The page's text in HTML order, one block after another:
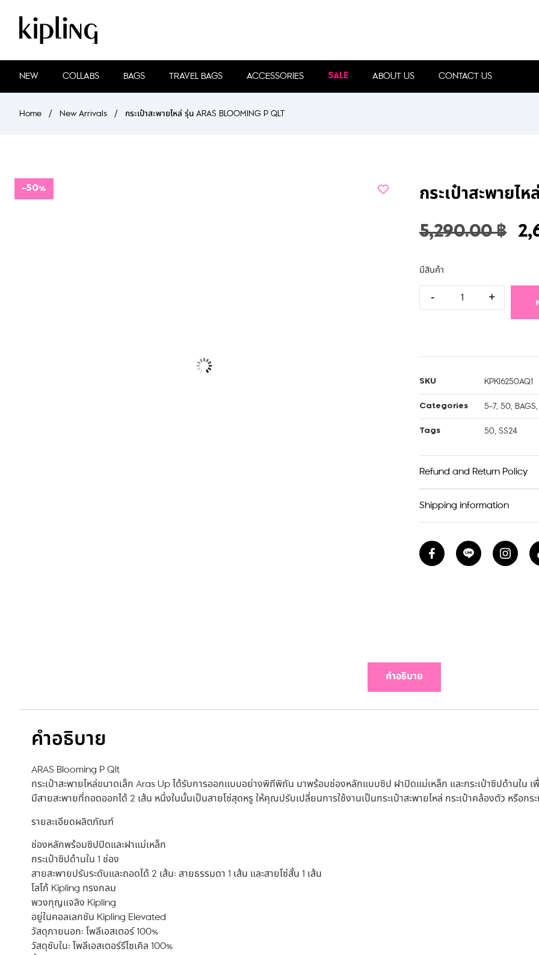
NEW COLLABS BAGS TRAVEL BAGS ACCESSORIES SALE ABOUT US CONTACT US
Home / New Arrivals / กระเป๋าสะพายไหล่ รุ่น ARAS BLOOMING P QLT
-50% กระเป๋าสะพายไห
5,290.00฿
มีสินค้า
- +
SKU KPKI6250AQ1
Categories 5-7, 50, BAGS,
Tags 50, SS24
Refund and Return Policy
Shipping information
คำอธิบาย
คำอธิบาย
ARAS Blooming P Qlt
กระเป๋าสะพายไหล่ขนาดเล็ก Aras Up ได้รับการออกแบบอย่างพิถีพิถัน มาพร้อมช่องหลักแบบซิป ฝาปิดแม่เหล็ก และกระเป๋าซิปด้านใน
มีสายสะพายที่ถอดออกได้ 2 เส้น หนึ่งในนั้นเป็นสายโซ่สุดหรู ให้คุณปรับเปลี่ยนการใช้งานเป็นกระเป๋าสะพายไหล่ กระเป๋าคล้องตัว หรือกร
รายละเอียดผลิตภัณฑ์
ช่องหลักพร้อมซิปปิดและฝาแม่เหล็ก
กระเป๋าซิปด้านใน 1 ช่อง
สายสะพายปรับระดับและถอดได้ 2 เส้น: สายธรรมดา 1 เส้น และสายโซ่สั้น 1 เส้น
โลโก้ Kipling ทรงกลม
พวงกุญแจลิง Kipling
อยู่ในคอลเลกชัน Kipling Elevated
วัสดุภายนอก: โพลีเอสเตอร์ 100%
วัสดุซับใน: โพลีเอสเตอร์รีไซเคิล 100%